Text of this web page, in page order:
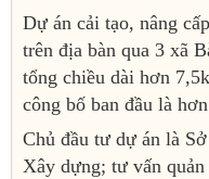
Dự án cải tạo, nâng
trên địa bàn qua 3 xã
tổng chiều dài hơn
công bố ban đầu là
Chủ đầu tư dự án là
Xây dựng; tư vấn